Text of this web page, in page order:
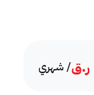
ر.ق/ شهري